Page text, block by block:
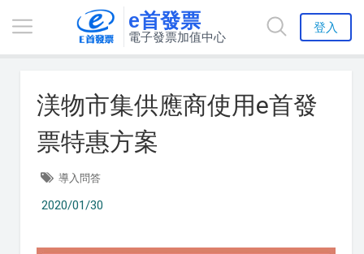
e首發票
電子發票加值中心
登入
渼物市集供應商使用e首發
票特惠方案
導入問答
2020/01/30